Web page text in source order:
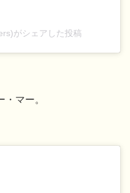
がシェアした投稿
マー。